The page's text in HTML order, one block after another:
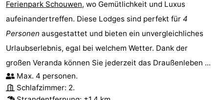
Ferienpark Schouwen, wo Gemütlichkeit und Luxus
aufeinandertreffen. Diese Lodges sind perfekt für 4
Personen ausgestattet und bieten ein unvergleichliches
Urlaubserlebnis, egal bei welchem Wetter. Dank der
großen Veranda können Sie jederzeit das Draußenleben ...
Max. 4 personen.
Schlafzimmer: 2.